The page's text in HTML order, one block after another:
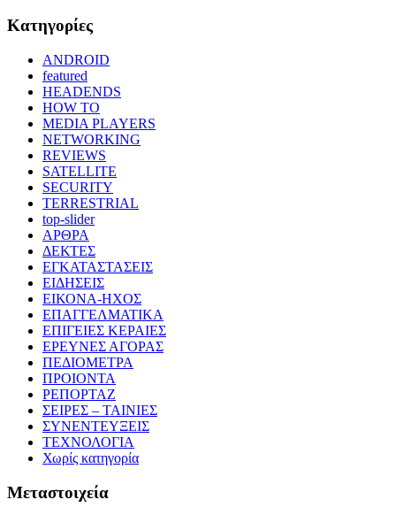
Kατηγορίες
ANDROID
featured
HEADENDS
HOW TO
MEDIA PLAYERS
NETWORKING
REVIEWS
SATELLITE
SECURITY
TERRESTRIAL
top-slider
ΑΡΘΡΑ
ΔΕΚΤΕΣ
ΕΓΚΑΤΑΣΤΑΣΕΙΣ
ΕΙΔΗΣΕΙΣ
ΕΙΚΟΝΑ-ΗΧΟΣ
ΕΠΑΓΓΕΛΜΑΤΙΚΑ
ΕΠΙΓΕΙΕΣ ΚΕΡΑΙΕΣ
ΕΡΕΥΝΕΣ ΑΓΟΡΑΣ
ΠΕΔΙΟΜΕΤΡΑ
ΠΡΟΙΟΝΤΑ
ΡΕΠΟΡΤΑΖ
ΣΕΙΡΕΣ – ΤΑΙΝΙΕΣ
ΣΥΝΕΝΤΕΥΞΕΙΣ
ΤΕΧΝΟΛΟΓΙΑ
Χωρίς κατηγορία
Μεταστοιχεία